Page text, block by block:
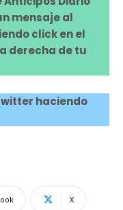
mensaje al
click en el
derecha de tu
haciendo
X